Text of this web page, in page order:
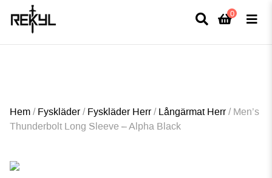
FULLT TRYCK I LEDNINGAR- MEDFÖR LÄNGRE LEVERANSTID - FRI FRAKT
0
Hem/ Fyskläder/ Fyskläder Herr/ Långärmat Herr/Men’s
Thunderbolt Long Sleeve – Alpha Black